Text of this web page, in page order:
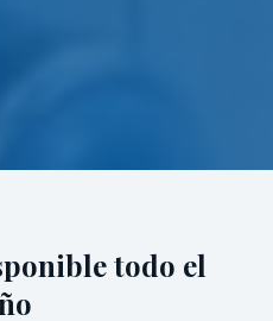
todo el